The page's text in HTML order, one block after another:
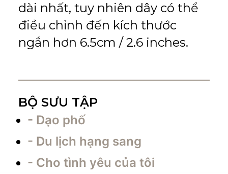
dài nhất, tuy nhiên dây có thể
điều chỉnh đến kích thước
ngắn hơn 6.5cm / 2.6 inches.
BỘ SƯU TẬP
- Dạo phố
- Du lịch hạng sang
- Cho tình yêu của tôi